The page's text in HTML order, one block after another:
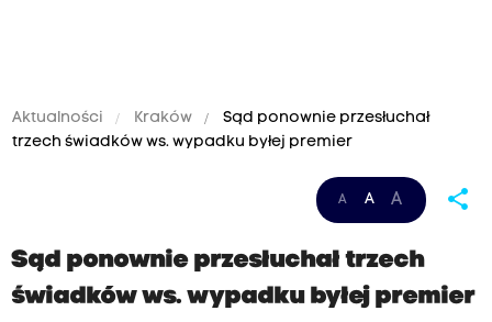
Aktualności Kraków
Sąd ponownie przesłuchał
trzech świadków ws. wypadku byłej premier
A A A share
Sąd ponownie przesłuchał trzech
świadków ws. wypadku byłej premier